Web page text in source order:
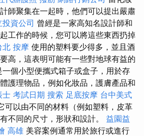
師聚集在一起時，他們可以提出嚴肅
投資公司 曾經是一家高知名設計師和
工作的時候，您可以將這些東西扔掉
北 按摩 使用的塑料要少得多，並且酒
高，這表明可能有一些對地球有益的
個小型便攜式箱子或盒子，用於存
護理物品，例如化妝品，護膚產品和
士 考試日期 搜索 足底按摩 台中美式
可以由不同的材料（例如塑料，皮革
不同的尺寸，形狀和設計。 益園益
高雄 美容案例通常用於旅行或進行